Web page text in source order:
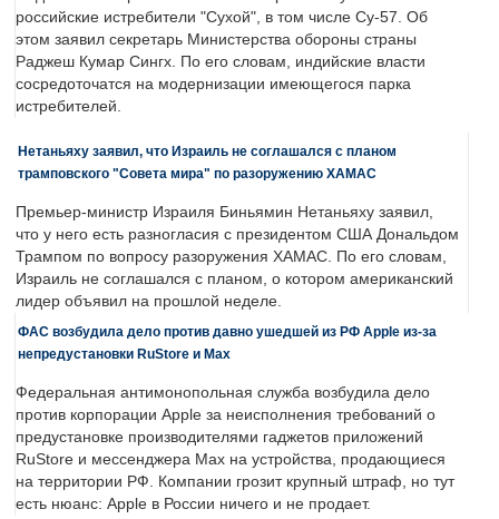
российские истребители "Сухой", в том числе Су-57. Об
этом заявил секретарь Министерства обороны страны
Раджеш Кумар Сингх. По его словам, индийские власти
сосредоточатся на модернизации имеющегося парка
истребителей.
Нетаньяху заявил, что Израиль не соглашался с планом
трамповского "Совета мира" по разоружению ХАМАС
Премьер-министр Израиля Биньямин Нетаньяху заявил,
что у него есть разногласия с президентом США Дональдом
Трампом по вопросу разоружения ХАМАС. По его словам,
Израиль не соглашался с планом, о котором американский
лидер объявил на прошлой неделе.
ФАС возбудила дело против давно ушедшей из РФ Apple из-за
непредустановки RuStore и Max
Федеральная антимонопольная служба возбудила дело
против корпорации Apple за неисполнения требований о
предустановке производителями гаджетов приложений
RuStore и мессенджера Max на устройства, продающиеся
на территории РФ. Компании грозит крупный штраф, но тут
есть нюанс: Apple в России ничего и не продает.